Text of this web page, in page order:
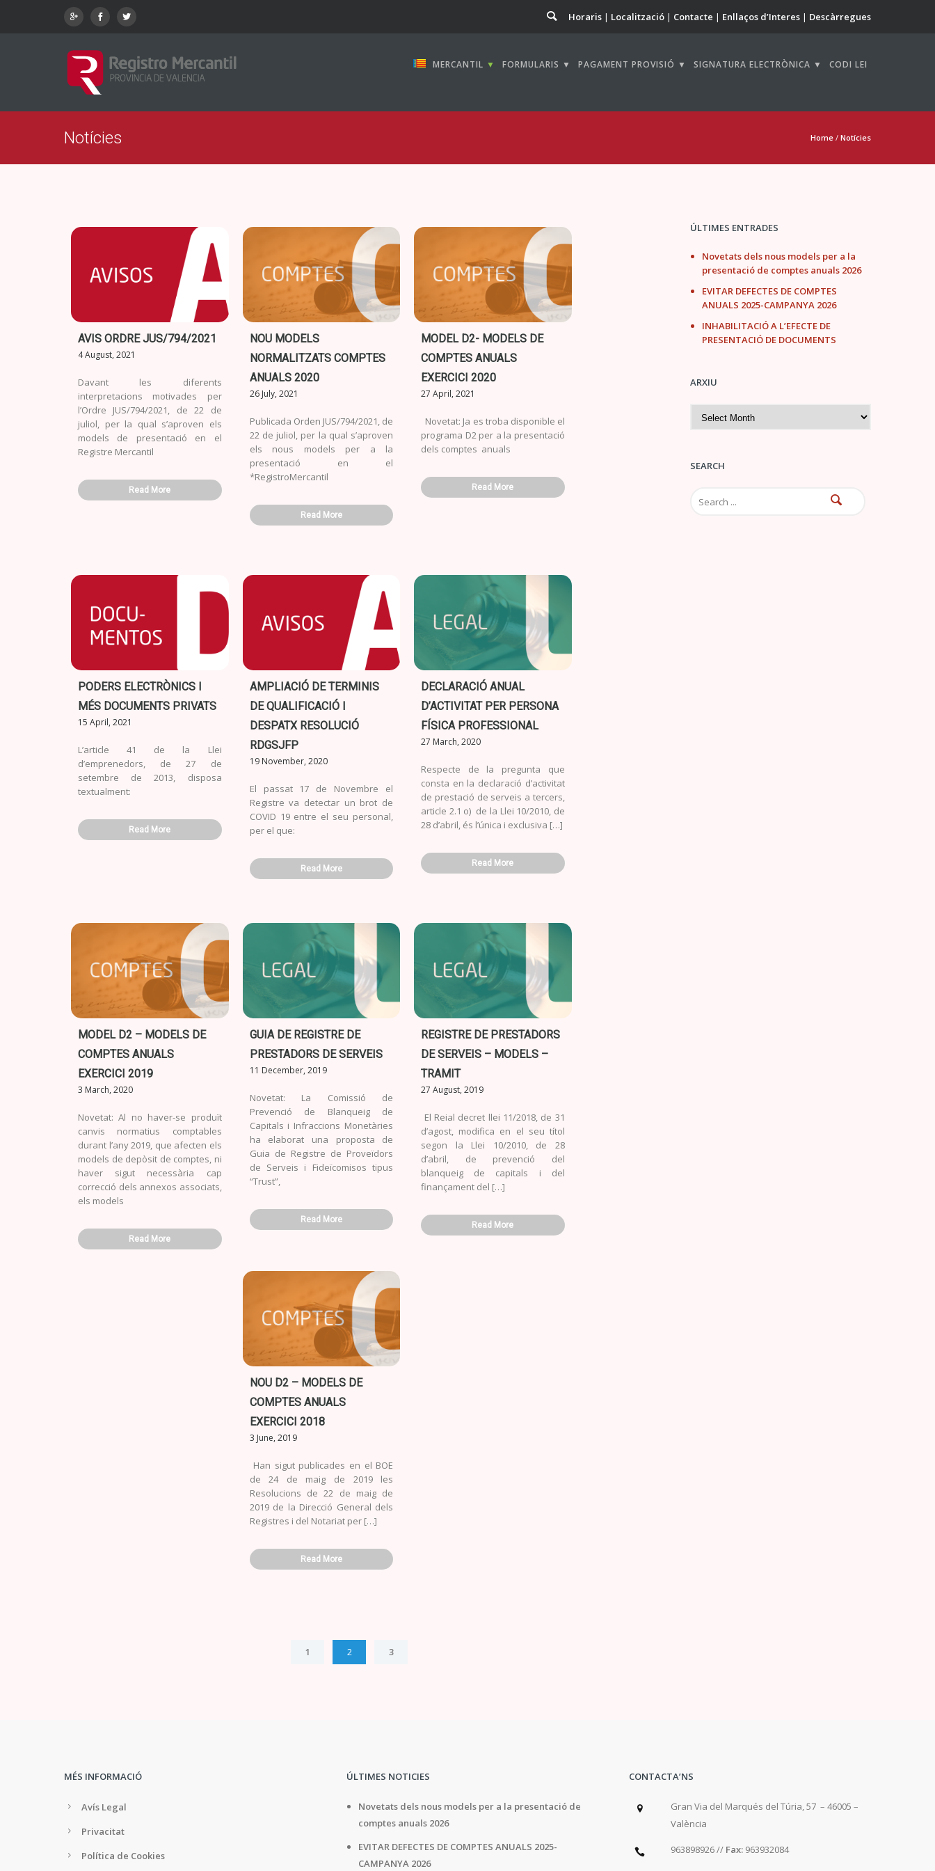
Horaris Localització Contacte Enllaços d’Interes Descàrregues
MERCANTIL ▼ FORMULARIS ▼ PAGAMENT PROVISIÓ ▼ SIGNATURA ELECTRÒNICA ▼ CODI LEI
Notícies Home / Notícies
AVIS ORDRE JUS/794/2021
4 August, 2021
Davant les diferents
interpretacions motivades per
l’Ordre JUS/794/2021, de 22 de
juliol, per la qual s’aproven els
models de presentació en el
Registre Mercantil
Read More
NOU MODELS
NORMALITZATS COMPTES
ANUALS 2020
26 July, 2021
Publicada Orden JUS/794/2021, de
22 de juliol, per la qual s’aproven
els nous models per a la
presentació en el
*RegistroMercantil
Read More
MODEL D2- MODELS DE
COMPTES ANUALS
EXERCICI 2020
27 April, 2021
Novetat: Ja es troba disponible el
programa D2 per a la presentació
dels comptes anuals
Read More
PODERS ELECTRÒNICS I
MÉS DOCUMENTS PRIVATS
15 April, 2021
L’article 41 de la Llei
d’emprenedors, de 27 de
setembre de 2013, disposa
textualment:
Read More
AMPLIACIÓ DE TERMINIS
DE QUALIFICACIÓ I
DESPATX RESOLUCIÓ
RDGSJFP
19 November, 2020
El passat 17 de Novembre el
Registre va detectar un brot de
COVID 19 entre el seu personal,
per el que:
Read More
DECLARACIÓ ANUAL
D’ACTIVITAT PER PERSONA
FÍSICA PROFESSIONAL
27 March, 2020
Respecte de la pregunta que
consta en la declaració d’activitat
de prestació de serveis a tercers,
article 2.1 o) de la Llei 10/2010, de
28 d’abril, és l’única i exclusiva […]
Read More
MODEL D2 – MODELS DE
COMPTES ANUALS
EXERCICI 2019
3 March, 2020
Novetat: Al no haver-se produït
canvis normatius comptables
durant l’any 2019, que afecten els
models de depòsit de comptes, ni
haver sigut necessària cap
correcció dels annexos associats,
els models
Read More
GUIA DE REGISTRE DE
PRESTADORS DE SERVEIS
11 December, 2019
Novetat: La Comissió de
Prevenció de Blanqueig de
Capitals i Infraccions Monetàries
ha elaborat una proposta de
Guia de Registre de Proveïdors
de Serveis i Fideïcomisos tipus
“Trust”,
Read More
REGISTRE DE PRESTADORS
DE SERVEIS – MODELS –
TRAMIT
27 August, 2019
El Reial decret llei 11/2018, de 31
d’agost, modifica en el seu títol
segon la Llei 10/2010, de 28
d’abril, de prevenció del
blanqueig de capitals i del
finançament del […]
Read More
NOU D2 – MODELS DE
COMPTES ANUALS
EXERCICI 2018
3 June, 2019
Han sigut publicades en el BOE
de 24 de maig de 2019 les
Resolucions de 22 de maig de
2019 de la Direcció General dels
Registres i del Notariat per […]
Read More
1 2 3
ÚLTIMES ENTRADES
Novetats dels nous models per a la
presentació de comptes anuals 2026
EVITAR DEFECTES DE COMPTES
ANUALS 2025-CAMPANYA 2026
INHABILITACIÓ A L’EFECTE DE
PRESENTACIÓ DE DOCUMENTS
ARXIU
u
SEARCH
MÉS INFORMACIÓ
Avís Legal
Privacitat
Política de Cookies
ÚLTIMES NOTICIES
Novetats dels nous models per a la presentació de
comptes anuals 2026
EVITAR DEFECTES DE COMPTES ANUALS 2025-
CAMPANYA 2026
CONTACTA’NS
Gran Via del Marqués del Túria, 57 – 46005 –
València
963898926 // Fax: 963932084